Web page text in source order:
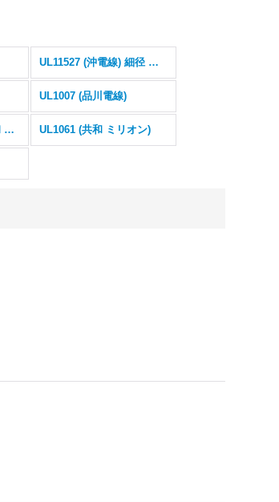
UL11527 (沖電線) 細径 可動部用 ロボットケーブル
UL1007 (品川電線)
UL1015 / UL1283 (共和 ミリオン) UL1061 (共和 ミリオン)